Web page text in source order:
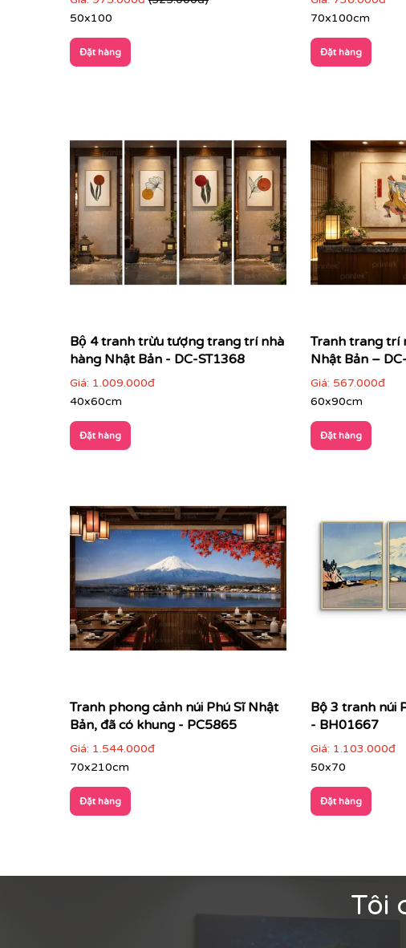
Phong cảnh Nhật Bản với những ngọn núi hùng vĩ,
họa sĩ.
50x100
Đặt hàng
70x100cm
Đặt hàng
Bộ 4 tranh trừu tượng trang trí nhà
hàng Nhật Bản - DC-ST1368
Giá: 1.009.000đ
40x60cm
Đặt hàng
Tranh trang trí
Nhật Bản –
Giá: 567.000đ
60x90cm
Đặt hàng
Tranh phong cảnh núi Phú Sĩ Nhật
Bản, đã có khung - PC5865
Giá: 1.544.000đ
70x210cm
Đặt hàng
Bộ 3 tranh núi
- BH01667
Giá: 1.103.000đ
50x70
Đặt hàng
Tôi